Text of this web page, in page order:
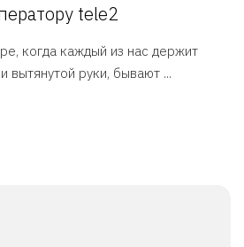
tele2
когда каждый из нас держит
вытянутой руки, бывают ...